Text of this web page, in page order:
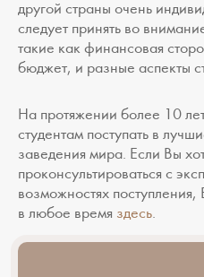
другой страны очень
следует принять во
такие как финансовая
бюджет, и разные аспекты
На протяжении более 10
студентам поступать в
заведения мира. Если Вы
проконсультироваться с
возможностях
в любое время здесь.